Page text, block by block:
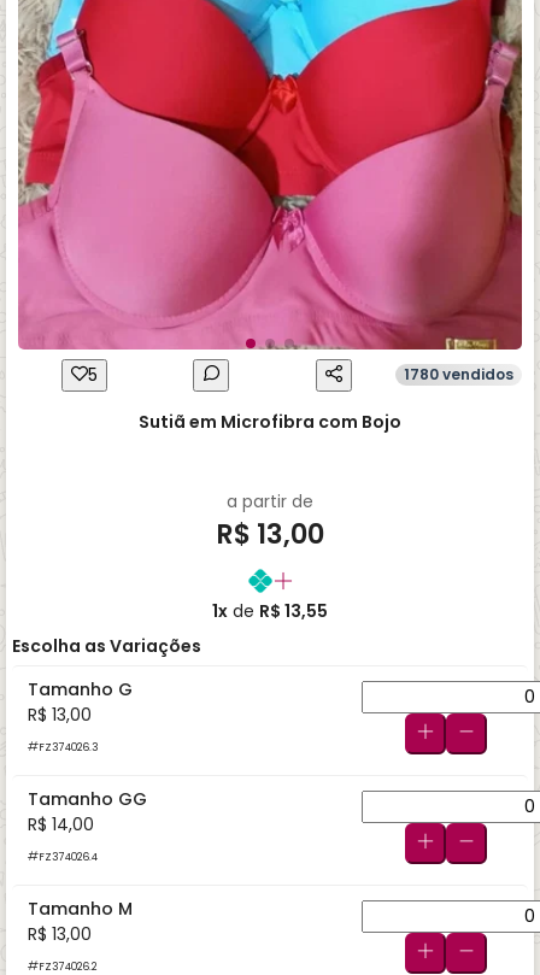
5 1780 vendidos
Sutiã em Microfibra com Bojo
a partir de
R$ 13,00
1x de R$ 13,55
Escolha as Variações
Tamanho G
R$ 13,00
FZ374026.3
Tamanho GG
R$ 14,00
FZ374026.4
Tamanho M
R$ 13,00
FZ374026.2